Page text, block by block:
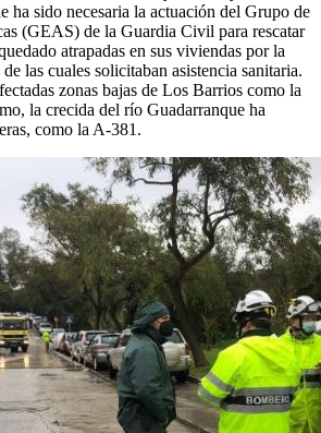
ha sido necesaria la actuación del Grupo de
(GEAS) de la Guardia Civil para rescatar
atrapadas en sus viviendas por la
las cuales solicitaban asistencia sanitaria.
zonas bajas de Los Barrios como la
la crecida del río Guadarranque ha
como la A-381.